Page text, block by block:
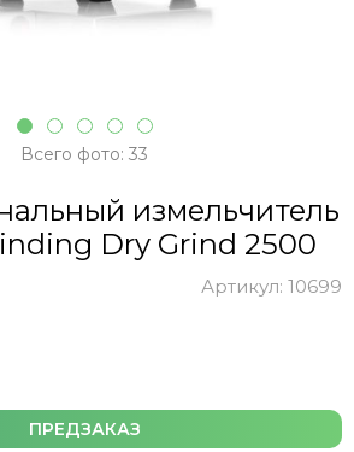
Всего фото: 33
измельчитель
Dry Grind 2500
Артикул: 10699
ПРЕДЗАКАЗ